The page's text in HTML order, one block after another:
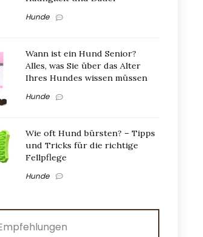
Hunde
Wann ist ein Hund Senior?
Alles, was Sie über das Alter
Ihres Hundes wissen müssen
Hunde
Wie oft Hund bürsten? – Tipps
und Tricks für die richtige
Fellpflege
Hunde